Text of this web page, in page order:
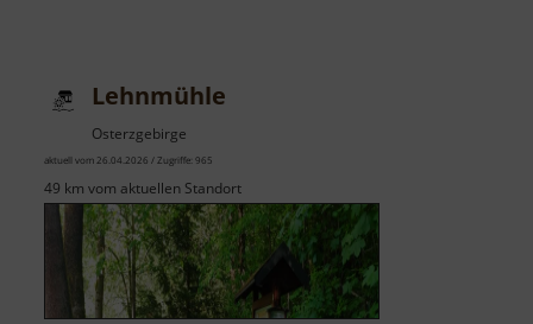
Lehnmühle
Osterzgebirge
aktuell vom 26.04.2026 / Zugriffe: 965
49 km vom aktuellen Standort